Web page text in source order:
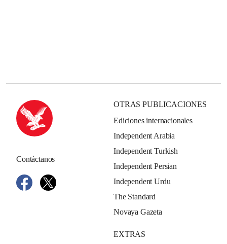
Contáctanos
OTRAS PUBLICACIONES
Ediciones internacionales
Independent Arabia
Independent Turkish
Independent Persian
Independent Urdu
The Standard
Novaya Gazeta
EXTRAS